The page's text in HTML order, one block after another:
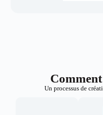
Un processus de